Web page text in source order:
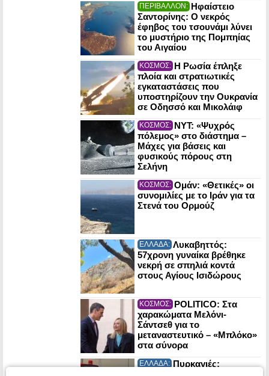
ΠΕΡΙΒΑΛΛΟΝ: Ηφαίστειο
Σαντορίνης: Ο νεκρός
έφηβος του τσουνάμι λύνει
το μυστήριο της Πομπηίας
του Αιγαίου
ΚΟΣΜΟΣ: Η Ρωσία έπληξε
πλοία και στρατιωτικές
εγκαταστάσεις που
υποστηρίζουν την Ουκρανία
σε Οδησσό και Μικολάιφ
ΚΟΣΜΟΣ: NYT: «Ψυχρός
πόλεμος» στο διάστημα –
Μάχες για βάσεις και
φυσικούς πόρους στη
Σελήνη
ΚΟΣΜΟΣ: Ομάν: «Θετικές» οι
συνομιλίες με το Ιράν για τα
Στενά του Ορμούζ
ΕΛΛΑΔΑ: Λυκαβηττός:
57χρονη γυναίκα βρέθηκε
νεκρή σε σπηλιά κοντά
στους Αγίους Ισιδώρους
ΚΟΣΜΟΣ: POLITICO: Στα
χαρακώματα Μελόνι-
Σάντσεθ για το
μεταναστευτικό – «Μπλόκο»
στα σύνορα
ΕΛΛΑΔΑ: Πυρκαγιές: